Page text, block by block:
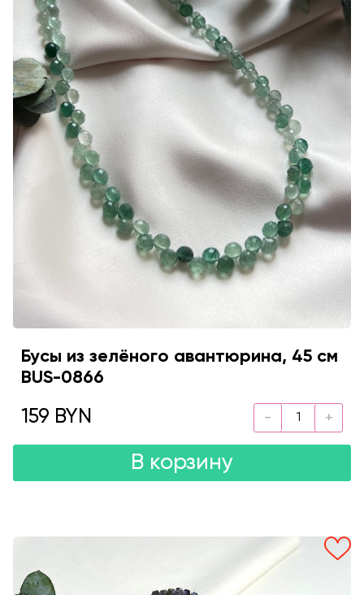
Бусы из зелёного авантюрина, 45 см
BUS-0866
159 BYN
В корзину